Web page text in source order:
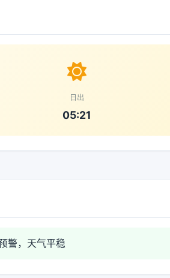
日出
05:21
警，天气平稳